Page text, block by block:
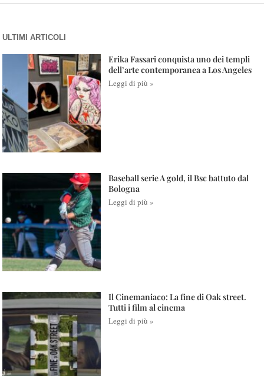
ULTIMI ARTICOLI
Erika Fassari conquista uno dei templi
dell’arte contemporanea a Los Angeles
Leggi di più »
Baseball serie A gold, il Bsc battuto dal
Bologna
Leggi di più »
Il Cinemaniaco: La fine di Oak street.
Tutti i film al cinema
Leggi di più »